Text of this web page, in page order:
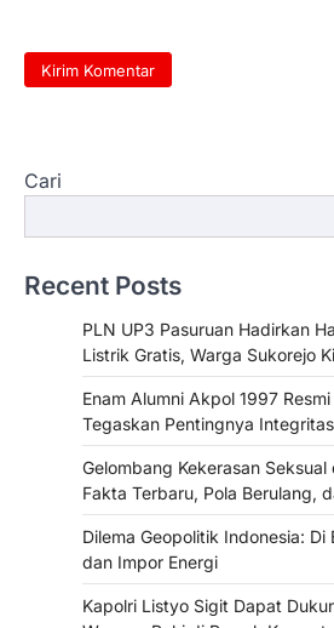
Cari
Recent Posts
PLN UP3 Pasuruan Hadirkan
Listrik Gratis, Warga Sukorejo
Enam Alumni Akpol 1997
Tegaskan Pentingnya
Gelombang Kekerasan
Fakta Terbaru, Pola Berulang,
Dilema Geopolitik Indonesia: Di
dan Impor Energi
Kapolri Listyo Sigit Dapat